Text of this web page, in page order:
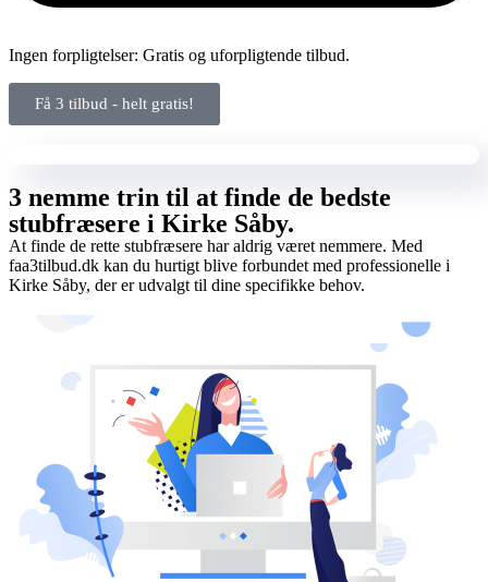
Ingen forpligtelser: Gratis og uforpligtende tilbud.
Få 3 tilbud - helt gratis!
3 nemme trin til at finde de bedste
stubfræsere i Kirke Såby.
At finde de rette stubfræsere har aldrig været nemmere. Med
faa3tilbud.dk kan du hurtigt blive forbundet med professionelle i
Kirke Såby, der er udvalgt til dine specifikke behov.